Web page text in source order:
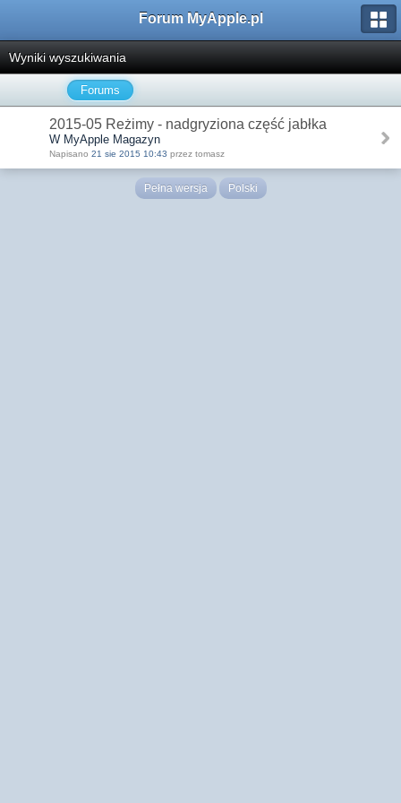
Forum MyApple.pl
Wyniki wyszukiwania
Forums
2015-05 Reżimy - nadgryziona część jabłka
W MyApple Magazyn
Napisano 21 sie 2015 10:43 przez tomasz
Pełna wersja Polski